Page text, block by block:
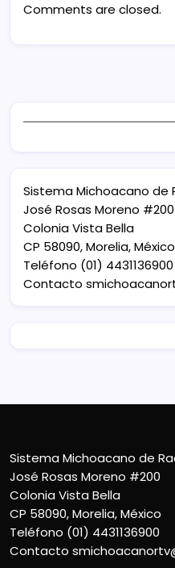
Comments are closed.
Sistema Michoacano de
José Rosas Moreno #200
Colonia Vista Bella
CP 58090, Morelia, México
Teléfono (01) 4431136900
Contacto
Sistema Michoacano de
José Rosas Moreno #200
Colonia Vista Bella
CP 58090, Morelia, México
Teléfono (01) 4431136900
Contacto